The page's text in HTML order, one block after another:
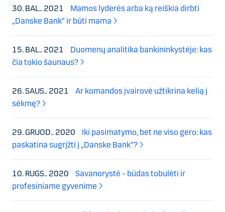
30. BAL.. 2021
Mamos lyderės arba ką reiškia dirbti
„Danske Bank“ ir būti mama
15. BAL.. 2021
Duomenų analitika bankininkystėje: kas
čia tokio šaunaus?
26. SAUS.. 2021
Ar komandos įvairovė užtikrina kelią į
sėkmę?
29. GRUOD.. 2020
Iki pasimatymo, bet ne viso gero: kas
paskatina sugrįžti į „Danske Bank“?
10. RUGS.. 2020
Savanorystė – būdas tobulėti ir
profesiniame gyvenime